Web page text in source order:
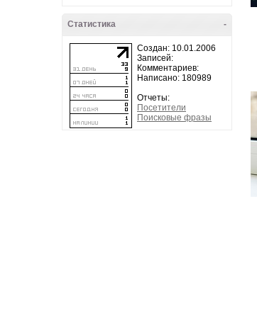
-
Статистика
Создан: 10.01.2006
Записей:
Комментариев:
Написано: 180989
Отчеты:
Посетители
Поисковые фразы